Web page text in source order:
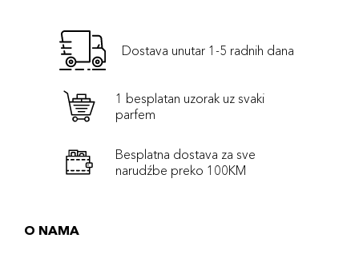
Dostava unutar 1-5 radnih dana
1 besplatan uzorak uz svaki
parfem
Besplatna dostava za sve
narudźbe preko 100KM
O NAMA